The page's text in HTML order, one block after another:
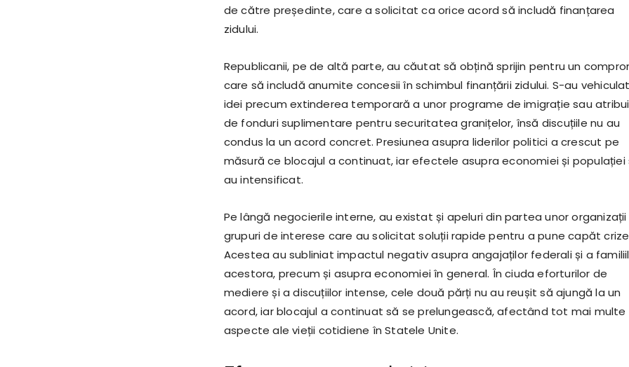
de către președinte, care a solicitat ca orice acord să includă finanțarea
zidului.
Republicanii, pe de altă parte, au căutat să obțină sprijin pentru un
care să includă anumite concesii în schimbul finanțării zidului. S-au vehiculat
idei precum extinderea temporară a unor programe de imigrație sau
de fonduri suplimentare pentru securitatea granițelor, însă discuțiile nu au
condus la un acord concret. Presiunea asupra liderilor politici a crescut pe
măsură ce blocajul a continuat, iar efectele asupra economiei și populației
au intensificat.
Pe lângă negocierile interne, au existat și apeluri din partea unor organizații
grupuri de interese care au solicitat soluții rapide pentru a pune capăt
Acestea au subliniat impactul negativ asupra angajaților federali și a
acestora, precum și asupra economiei în general. În ciuda eforturilor de
mediere și a discuțiilor intense, cele două părți nu au reușit să ajungă la un
acord, iar blocajul a continuat să se prelungească, afectând tot mai multe
aspecte ale vieții cotidiene în Statele Unite.